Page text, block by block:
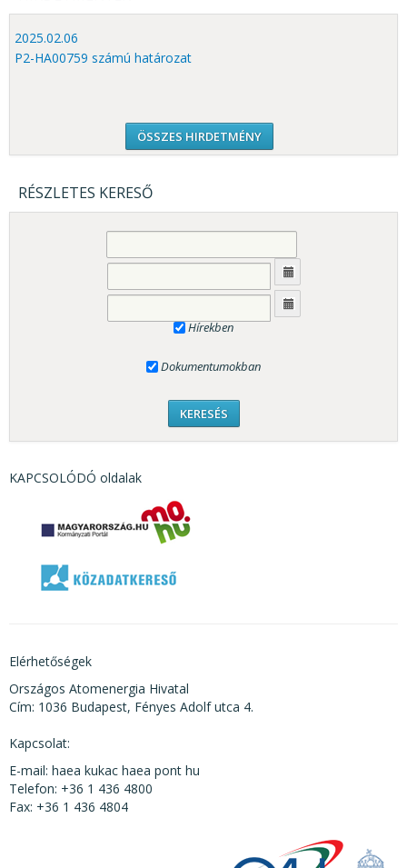
2025.02.06
P2-HA00759 számú határozat
ÖSSZES HIRDETMÉNY
RÉSZLETES KERESŐ
Hírekben
Dokumentumokban
KAPCSOLÓDÓ oldalak
Elérhetőségek
Országos Atomenergia Hivatal
Cím: 1036 Budapest, Fényes Adolf utca 4.
Kapcsolat:
E-mail: haea kukac haea pont hu
Telefon: +36 1 436 4800
Fax: +36 1 436 4804